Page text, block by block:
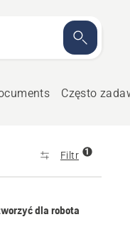
Często
Filtr 1
dla robota